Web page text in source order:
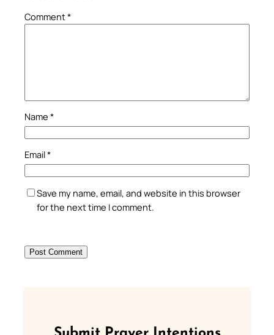
Comment*
Name *
Email*
Save my name, email, and website in this browser
for the next time I comment.